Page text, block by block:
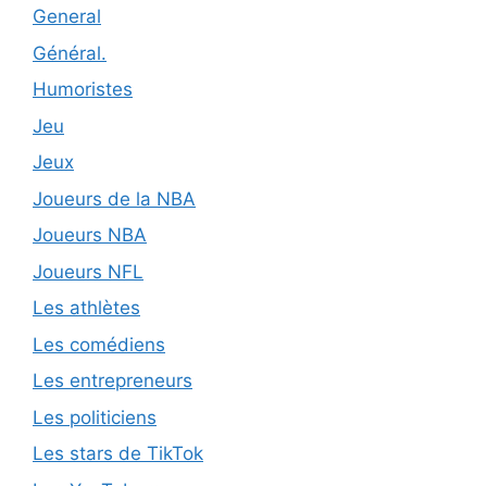
General
Général.
Humoristes
Jeu
Jeux
Joueurs de la NBA
Joueurs NBA
Joueurs NFL
Les athlètes
Les comédiens
Les entrepreneurs
Les politiciens
Les stars de TikTok